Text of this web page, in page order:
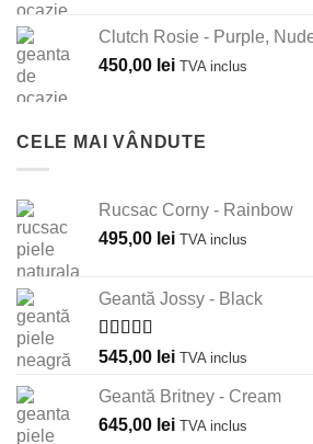
Clutch Rosie - Purple,
450,00 lei TVA inclus
CELE MAI VÂNDUTE
Rucsac Corny - Rainbow
495,00 lei TVA inclus
Geantă Jossy - Black
Evaluat la
din 5
545,00 lei TVA inclus
Geantă Britney - Cream
645,00 lei TVA inclus